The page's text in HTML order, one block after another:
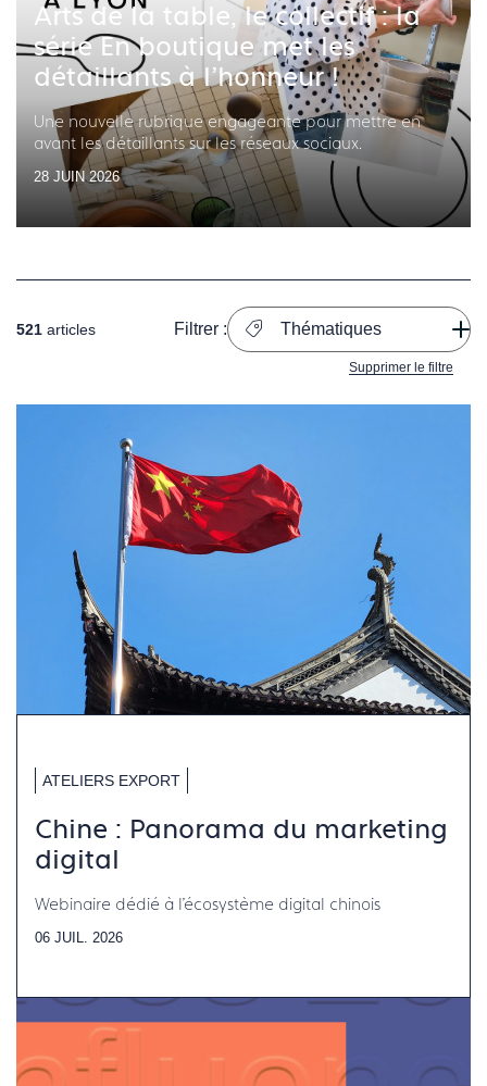
Arts de la table, le collectif : la
série En boutique met les
détaillants à l'honneur !
Une nouvelle rubrique engageante pour mettre en
avant les détaillants sur les réseaux sociaux.
28 JUIN 2026
521 articles Filtrer : Thématiques
Supprimer le filtre
ATELIERS EXPORT
Chine : Panorama du marketing
digital
Webinaire dédié à l'écosystème digital chinois
06 JUIL. 2026